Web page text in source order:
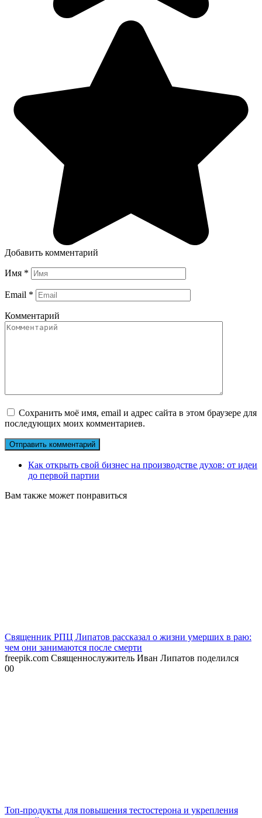
Добавить комментарий
Имя *
Email *
Комментарий
Сохранить моё имя, email и адрес сайта в этом браузере для
последующих моих комментариев.
Как открыть свой бизнес на производстве духов: от идеи
до первой партии
Вам также может понравиться
Священник РПЦ Липатов рассказал о жизни умерших в раю:
чем они занимаются после смерти
freepik.com Священнослужитель Иван Липатов поделился
00
Топ-продукты для повышения тестостерона и укрепления